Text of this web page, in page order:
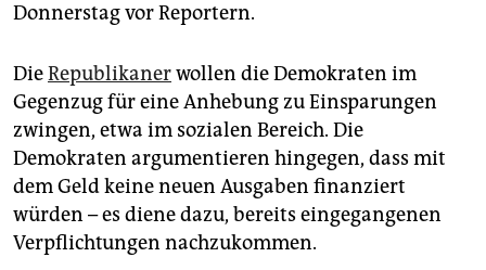
Donnerstag vor Reportern.
DieRepublikanerwollen die Demokraten im
Gegenzug für eine Anhebung zu Einsparungen
zwingen, etwa im sozialen Bereich. Die
Demokraten argumentieren hingegen, dass mit
dem Geld keine neuen Ausgaben finanziert
würden – es diene dazu, bereits eingegangenen
Verpflichtungen nachzukommen.